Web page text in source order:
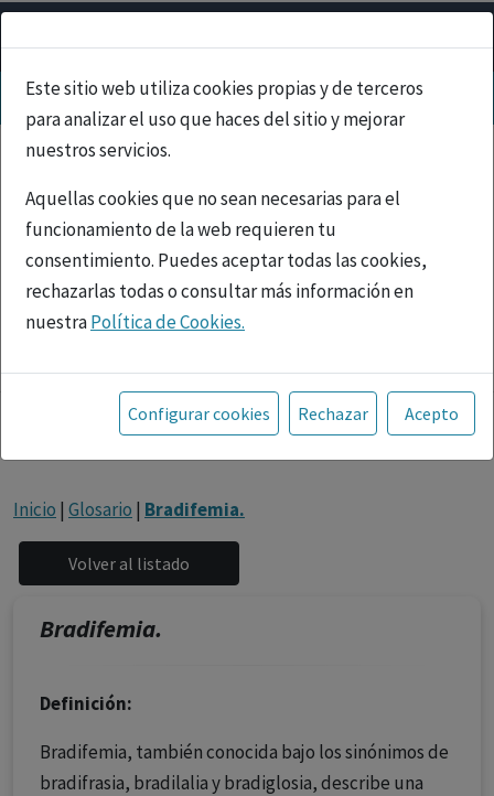
Este sitio web utiliza cookies propias y de terceros
para analizar el uso que haces del sitio y mejorar
nuestros servicios.
Aquellas cookies que no sean necesarias para el
funcionamiento de la web requieren tu
consentimiento. Puedes aceptar todas las cookies,
rechazarlas todas o consultar más información en
nuestraPolítica de Cookies.
Toda la información incluida en la Página Web está
referida a productos del mercado español y, por
tanto, dirigida a profesionales sanitarios legalmente
facultados para prescribir o dispensar medicamentos
fármacos se facilita a título meramente informativo,
siendo responsabilidad de los profesionales
facultados prescribir medicamentos y decidir, en cada
caso concreto, el tratamiento más adecuado a las
Configurar cookies Rechazar Acepto
Inicio | Glosario | Bradifemia.
Bradifemia.
Definición:
Bradifemia, también conocida bajo los sinónimos de
bradifrasia, bradilalia y bradiglosia, describe una